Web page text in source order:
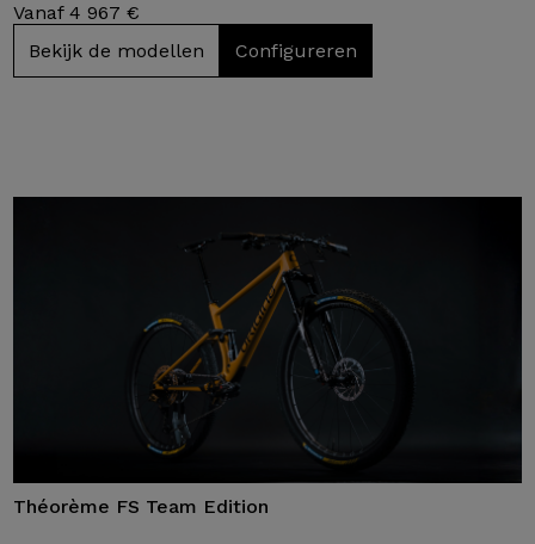
Vanaf 4 967 €
Bekijk de modellen
Configureren
Théorème FS Team Edition